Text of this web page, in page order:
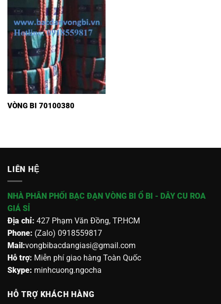
VÒNG BI 70100380
LIÊN HỆ
NHÀ PHÂN PHỐI BẠC ĐẠN VÒNG BI Ổ BI - DÂY CU ROA
GIÁ SỈ
Địa chỉ: 427 Phạm Văn Đồng, TP.HCM
Phone: (Zalo) 0918559817
Mail:vongbibacdangiasi@gmail.com
Hỗ trợ: Miễn phí giao hàng Toàn Quốc
Skype: minhcuong.ngocha
HỖ TRỢ KHÁCH HÀNG